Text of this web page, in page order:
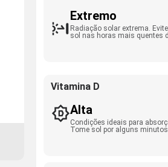
Extremo
Radiação solar extrema.
sol nas horas mais quentes
Vitamina D
Alta
Condições ideais para
Tome sol por alguns